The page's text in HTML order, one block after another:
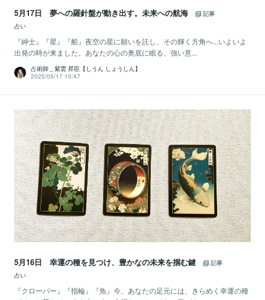
5月17日 夢への羅針盤が動き出す。未来への航海
記事
占い
『紳士』『星』『船』夜空の星に願いを託し、その輝く方角へ...いよいよ
出発の時が来ました。あなたの心の奥底に眠る、強い意...
占術師＿紫雲 昇臣【しうん しょうしん】
2025/05/17 10:47
5月16日 幸運の種を見つけ、豊かなの未来を掴む鍵
記事
占い
『クローバー』『指輪』『魚』今、あなたの足元には、きらめく幸運の種